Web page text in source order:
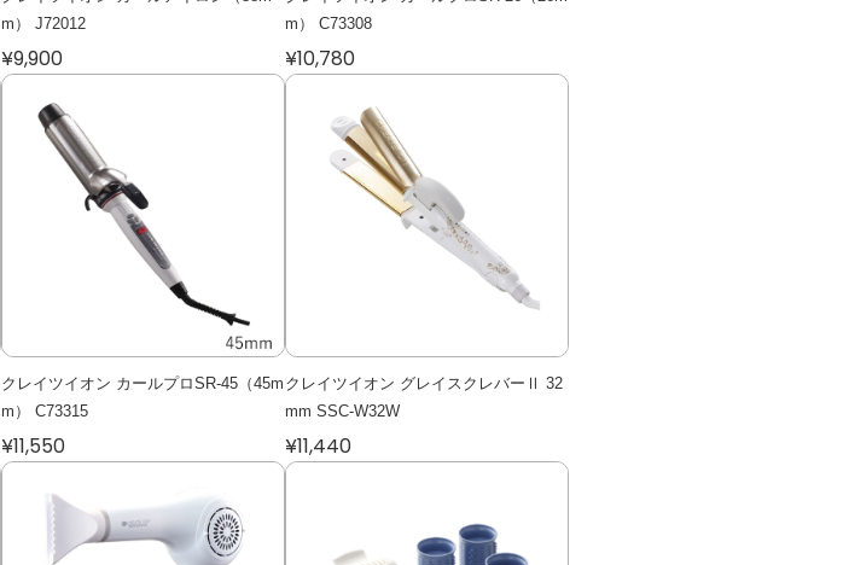
m） J72012
¥9,900
m） C73308
¥10,780
クレイツイオン カールプロSR-45（45m
m） C73315
¥11,550
クレイツイオン グレイスクレバーⅡ 32
mm SSC-W32W
¥11,440